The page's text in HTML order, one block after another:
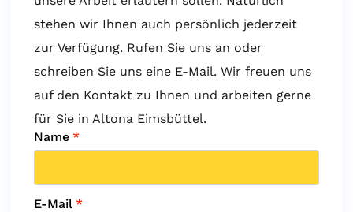
stehen wir Ihnen auch persönlich jederzeit
zur Verfügung. Rufen Sie uns an oder
schreiben Sie uns eine E-Mail. Wir freuen uns
auf den Kontakt zu Ihnen und arbeiten gerne
für Sie in Altona Eimsbüttel.
Name *
E-Mail *